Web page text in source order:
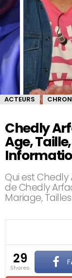
ACTEURS ,
Chedly
Age,
Qui est Chedly
de Chedly
Mariage,
29
shares